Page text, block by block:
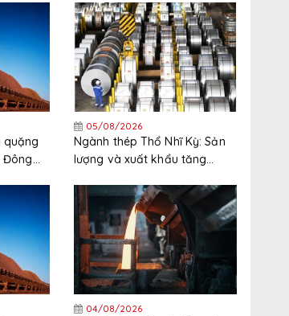
khẩu quặng sắt lớn nhất thế
giới
quặng
Đông
05/08/2026
Ngành thép Thổ Nhĩ Kỳ: Sản
lượng và xuất khẩu tăng
xuất khẩu phân hóa gia tăng
04/08/2026